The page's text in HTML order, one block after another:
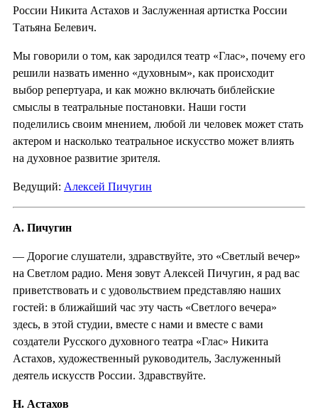
России Никита Астахов и Заслуженная артистка России
Татьяна Белевич.
Мы говорили о том, как зародился театр «Глас», почему его
решили назвать именно «духовным», как происходит
выбор репертуара, и как можно включать библейские
смыслы в театральные постановки. Наши гости
поделились своим мнением, любой ли человек может стать
актером и насколько театральное искусство может влиять
на духовное развитие зрителя.
Ведущий: Алексей Пичугин
А. Пичугин
— Дорогие слушатели, здравствуйте, это «Светлый вечер»
на Светлом радио. Меня зовут Алексей Пичугин, я рад вас
приветствовать и с удовольствием представляю наших
гостей: в ближайший час эту часть «Светлого вечера»
здесь, в этой студии, вместе с нами и вместе с вами
создатели Русского духовного театра «Глас» Никита
Астахов, художественный руководитель, Заслуженный
деятель искусств России. Здравствуйте.
Н. Астахов